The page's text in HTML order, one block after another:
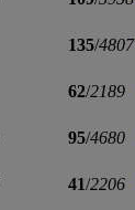
135/4807
62/2189
95/4680
41/2206